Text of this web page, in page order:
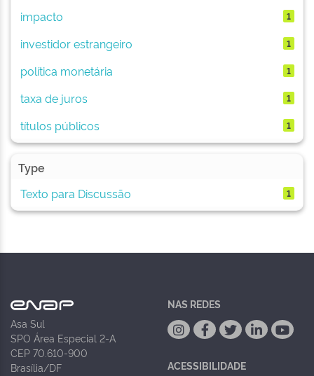
impacto 1
investidor estrangeiro 1
política monetária 1
taxa de juros 1
títulos públicos 1
Type
Texto para Discussão
1
Asa Sul
SPO Área Especial 2-A
CEP 70.610-900
Brasília/DF
NAS REDES
ACESSIBILIDADE